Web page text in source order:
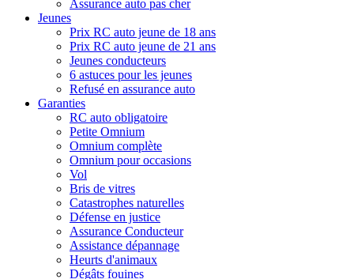
Assurance auto pas cher
Jeunes
Prix RC auto jeune de 18 ans
Prix RC auto jeune de 21 ans
Jeunes conducteurs
6 astuces pour les jeunes
Refusé en assurance auto
Garanties
RC auto obligatoire
Petite Omnium
Omnium complète
Omnium pour occasions
Vol
Bris de vitres
Catastrophes naturelles
Défense en justice
Assurance Conducteur
Assistance dépannage
Heurts d'animaux
Dégâts fouines